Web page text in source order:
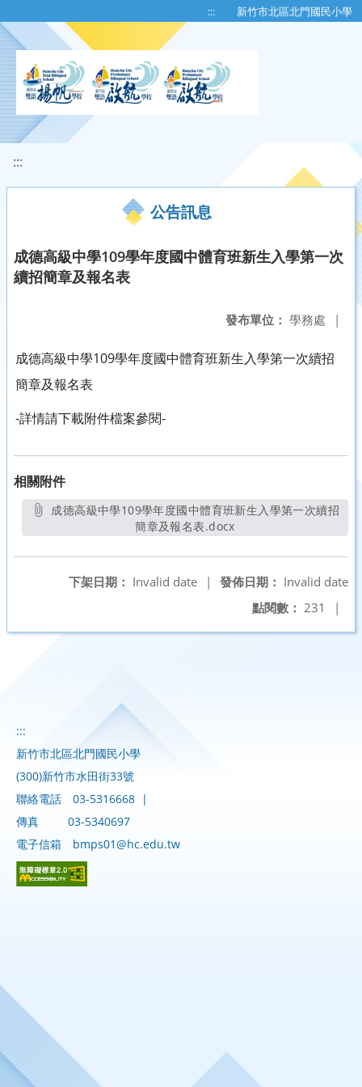
::: 新竹市北區北門國民小學
:::
公告訊息
成德高級中學109學年度國中體育班新生入學第一次
續招簡章及報名表
發布單位： 學務處 |
成德高級中學109學年度國中體育班新生入學第一次續招
簡章及報名表
-詳情請下載附件檔案參閱-
相關附件
簡章及報名表.docx
發佈日期： Invalid date
下架日期： Invalid date
|
點閱數： 231 |
:::
新竹市北區北門國民小學
(300)新竹市水田街33號
聯絡電話
03-5316668 |
傳真
03-5340697
電子信箱
bmps01@hc.edu.tw